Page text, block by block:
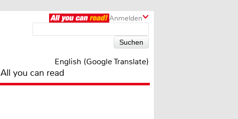
Anmelden
English (Google Translate)
All you can read